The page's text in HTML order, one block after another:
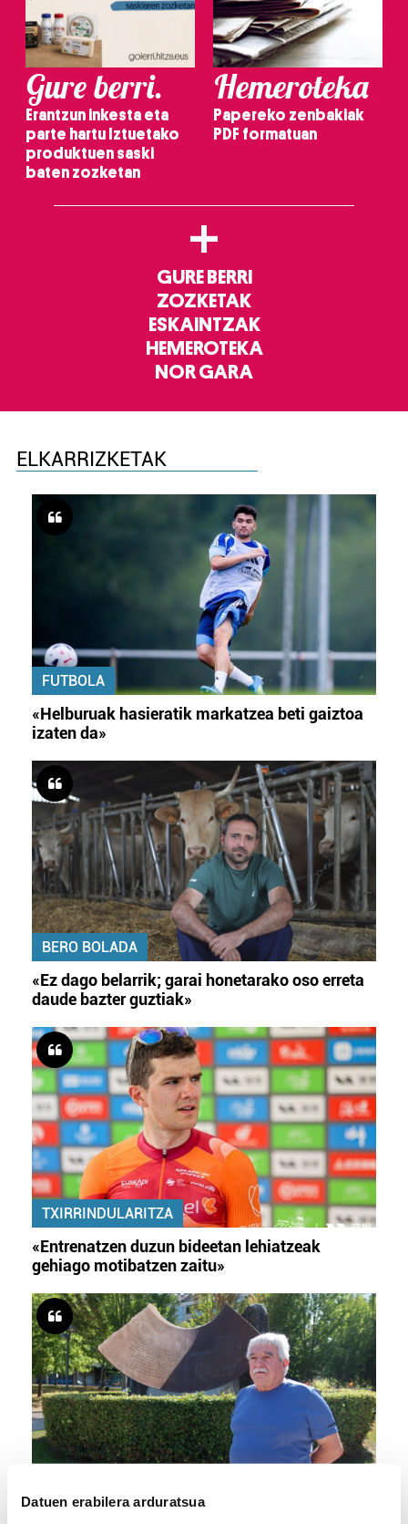
Datuen erabilera arduratsua
Gure berri.
Erantzun inkesta eta
parte hartu Iztuetako
produktuen saski
baten zozketan
Hemeroteka
Papereko zenbakiak
PDF formatuan
+
GURE BERRI
ZOZKETAK
ESKAINTZAK
HEMEROTEKA
NOR GARA
ELKARRIZKETAK
FUTBOLA
«Helburuak hasieratik markatzea beti gaiztoa
izaten da»
BERO BOLADA
«Ez dago belarrik; garai honetarako oso erreta
daude bazter guztiak»
TXIRRINDULARITZA
«Entrenatzen duzun bideetan lehiatzeak
gehiago motibatzen zaitu»
«Gai tabua izan da etxe gehienetan, jendeak